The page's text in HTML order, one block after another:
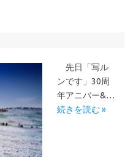
先日「写ル
ンです」30周
年アニバー&…
続きを読む »